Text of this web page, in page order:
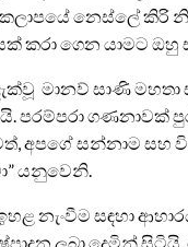
නෙස්ලේ කිරි
කරා ගෙන යාමට ඔහු
මානව් සාණි
පරම්පරා ගණනාවක්
අපගේ සන්නාම සහ
යනුවෙනි.
නැංවීම සඳහා
ලබා දෙමින්